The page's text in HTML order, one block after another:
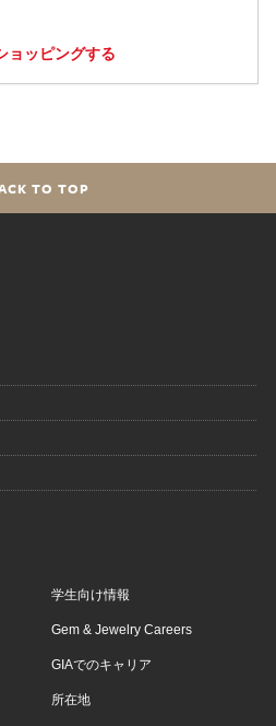
ョッピングする
TO TOP
学生向け情報
Gem & Jewelry Careers
GIAでのキャリア
所在地